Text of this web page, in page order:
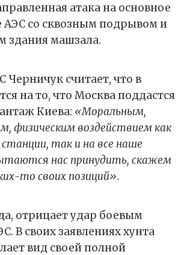
атака на основное
АЭС со сквозным подрывом и
здания машзала.
Черничук считает, что в
на то, что Москва поддастся
Киева: «Моральным,
физическим воздействием как
так и на все наше
нас принудить, скажем
то своих позиций».
отрицает удар боевым
В своих заявлениях хунта
вид своей полной